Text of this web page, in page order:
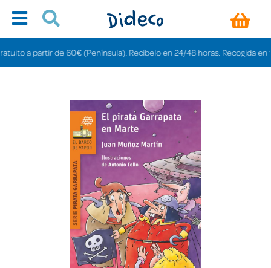
a partir de 60€ (Península). Recíbelo en 24/48 horas. Recogida en